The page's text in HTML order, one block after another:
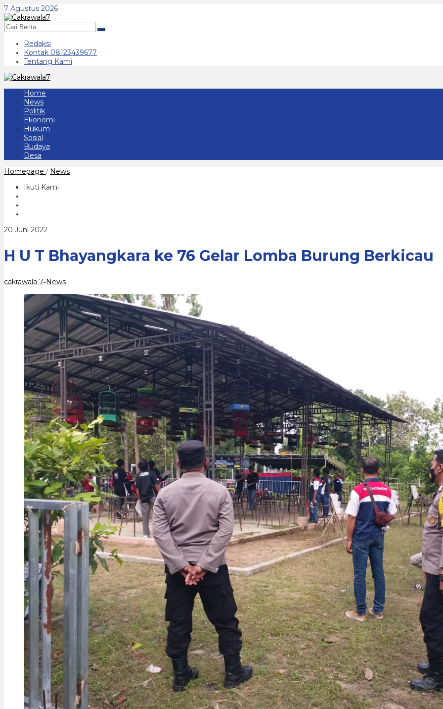
Lewati
ke
konten
7 Agustus 2026
Redaksi
Kontak 08123439677
Tentang Kami
Home
News
Politik
Ekonomi
Hukum
Sosial
Budaya
Desa
Homepage / NewsH
Ikuti Kami
20 Juni 2022
H U T Bhayangkara ke 76 Gelar Lomba Burung Berkicau
cakrawala 7-News